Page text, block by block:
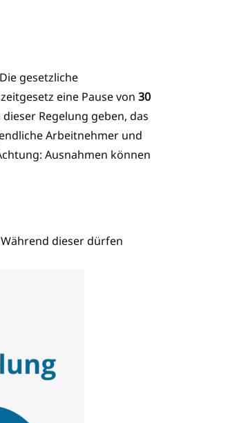
gesetzliche
eine Pause von 30
Regelung geben, das
Arbeitnehmer und
Ausnahmen können
dieser dürfen